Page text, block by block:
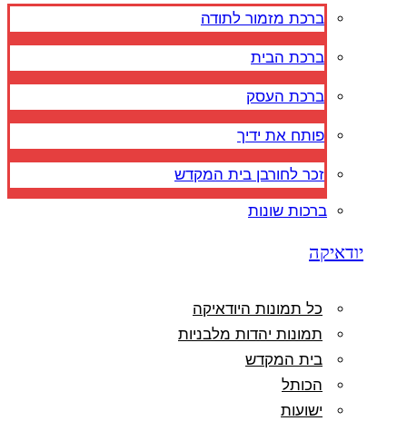
ברכת מזמור לתודה
ברכת הבית
ברכת העסק
פותח את ידיך
זכר לחורבן בית המקדש
ברכות שונות
יודאיקה
כל תמונות היודאיקה
תמונות יהדות מלבניות
בית המקדש
הכותל
ישועות